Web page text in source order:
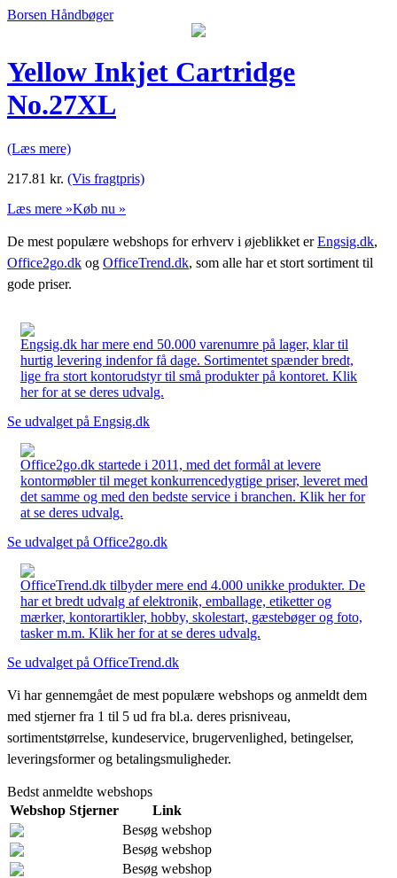
Borsen Håndbøger
Yellow Inkjet Cartridge
No.27XL
(Læs mere)
217.81 kr. (Vis fragtpris)
Læs mere »Køb nu »
De mest populære webshops for erhverv i øjeblikket erEngsig.dk,
Office2go.dk og OfficeTrend.dk, som alle har et stort sortiment til
gode priser.
Engsig.dk har mere end 50.000 varenumre på lager, klar til
hurtig levering indenfor få dage. Sortimentet spænder bredt,
lige fra stort kontorudstyr til små produkter på kontoret. Klik
her for at se deres udvalg.
Se udvalget på Engsig.dk
Office2go.dk startede i 2011, med det formål at levere
kontormøbler til meget konkurrencedygtige priser, leveret med
det samme og med den bedste service i branchen. Klik her for
at se deres udvalg.
Se udvalget på Office2go.dk
OfficeTrend.dk tilbyder mere end 4.000 unikke produkter. De
har et bredt udvalg af elektronik, emballage, etiketter og
mærker, kontorartikler, hobby, skolestart, gæstebøger og foto,
tasker m.m. Klik her for at se deres udvalg.
Se udvalget på OfficeTrend.dk
Vi har gennemgået de mest populære webshops og anmeldt dem
med stjerner fra 1 til 5 ud fra bl.a. deres prisniveau,
sortimentstørrelse, kundeservice, brugervenlighed, betingelser,
leveringsformer og betalingsmuligheder.
Bedst anmeldte webshops
Webshop Stjerner
Link
Besøg webshop
Besøg webshop
Besøg webshop